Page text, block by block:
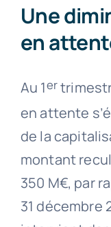
Une
en
Au 1er
en attente
de la
montant
350 M€, par
31 décembre